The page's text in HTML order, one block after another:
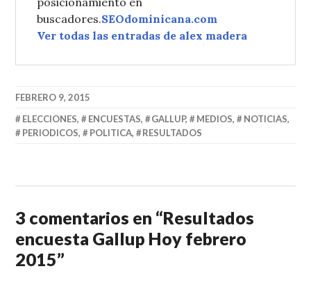
buscadores.SEOdominicana.com
Ver todas las entradas de alex madera
FEBRERO 9, 2015
ELECCIONES, ENCUESTAS, GALLUP, MEDIOS, NOTICIAS,
PERIODICOS, POLITICA, RESULTADOS
3 comentarios en “Resultados
encuesta Gallup Hoy febrero
2015”